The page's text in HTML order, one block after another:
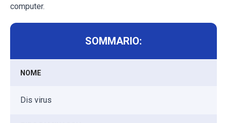
computer.
SOMMARIO:
NOME
Dis virus